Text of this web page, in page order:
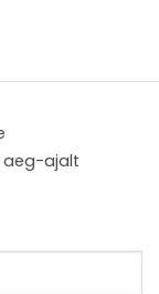
aeg-ajalt